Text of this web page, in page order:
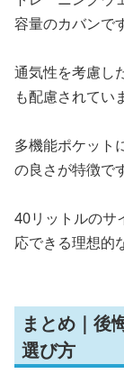
容量のカバンです
通気性を考慮し
も配慮されてい
多機能ポケット
の良さが特徴です
40リットルのサ
応できる理想的
まとめ｜後
選び方